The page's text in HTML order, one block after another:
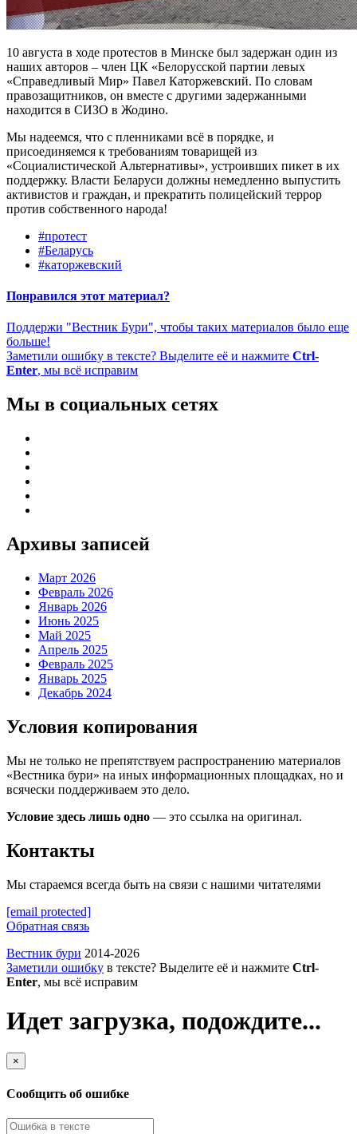
10 августа в ходе протестов в Минске был задержан один из
наших авторов – член ЦК «Белорусской партии левых
«Справедливый Мир» Павел Каторжевский. По словам
правозащитников, он вместе с другими задержанными
находится в СИЗО в Жодино.
Мы надеемся, что с пленниками всё в порядке, и
присоединяемся к требованиям товарищей из
«Социалистической Альтернативы», устроивших пикет в их
поддержку. Власти Беларуси должны немедленно выпустить
активистов и граждан, и прекратить полицейский террор
против собственного народа!
#протест
#Беларусь
#каторжевский
Понравился этот материал?
Поддержи "Вестник Бури", чтобы таких материалов было еще
больше!
Заметили ошибку в тексте? Выделите её и нажмите Ctrl-
Enter, мы всё исправим
Мы в социальных сетях
Архивы записей
Март 2026
Февраль 2026
Январь 2026
Июнь 2025
Май 2025
Апрель 2025
Февраль 2025
Январь 2025
Декабрь 2024
Условия копирования
Мы не только не препятствуем распространению материалов
«Вестника бури» на иных информационных площадках, но и
всячески поддерживаем это дело.
Условие здесь лишь одно — это ссылка на оригинал.
Контакты
Мы стараемся всегда быть на связи с нашими читателями
[email protected]
Обратная связь
Вестник бури 2014-2026
Заметили ошибку в тексте? Выделите её и нажмите Ctrl-
Enter, мы всё исправим
Идет загрузка, подождите...
×
Сообщить об ошибке